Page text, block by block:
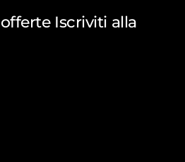
Iscriviti alla